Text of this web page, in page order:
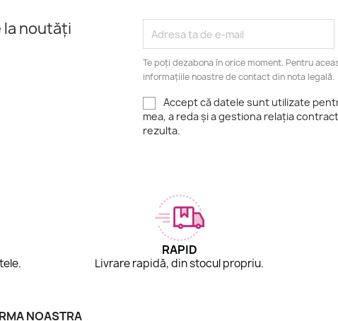
noutăți
Te poți dezabona în orice moment. Pentru
informațiile noastre de contact din nota legală.
Accept că datele sunt utilizate
mea, a reda și a gestiona relația
rezulta.
RAPID
Livrare rapidă, din stocul propriu.
NOASTRA